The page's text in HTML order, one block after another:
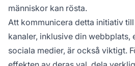
människor kan rösta.
Att kommunicera detta initiativ
kanaler, inklusive din
sociala medier, är också viktigt.